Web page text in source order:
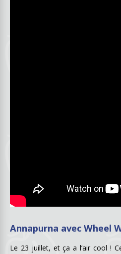
Annapurna avec Wheel
Le 23 juillet, et ça a l’air cool !